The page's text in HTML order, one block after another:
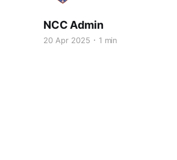
NCC Admin
20 Apr 2025 1 min